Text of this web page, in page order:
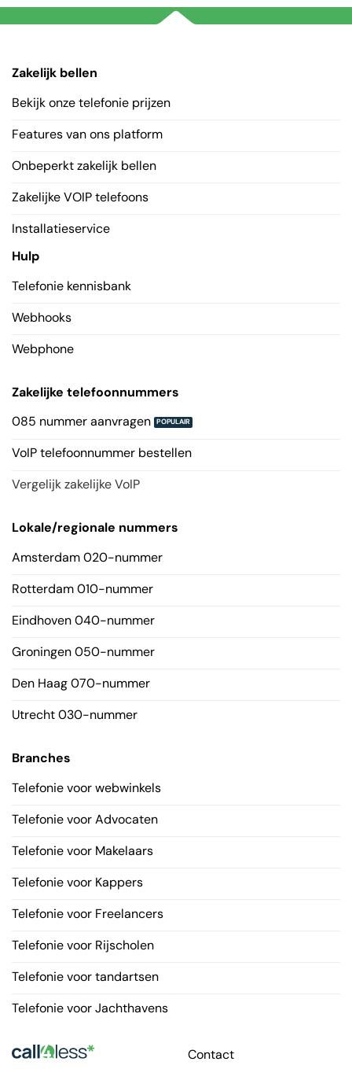
Zakelijk bellen
Bekijk onze telefonie prijzen
Features van ons platform
Onbeperkt zakelijk bellen
Zakelijke VOIP telefoons
Installatieservice
Hulp
Telefonie kennisbank
Webhooks
Webphone
Zakelijke telefoonnummers
085 nummer aanvragen
VoIP telefoonnummer bestellen
Vergelijk zakelijke VoIP
Lokale/regionale nummers
Amsterdam 020-nummer
Rotterdam 010-nummer
Eindhoven 040-nummer
Groningen 050-nummer
Den Haag 070-nummer
Utrecht 030-nummer
Branches
Telefonie voor webwinkels
Telefonie voor Advocaten
Telefonie voor Makelaars
Telefonie voor Kappers
Telefonie voor Freelancers
Telefonie voor Rijscholen
Telefonie voor tandartsen
Telefonie voor Jachthavens
Contact